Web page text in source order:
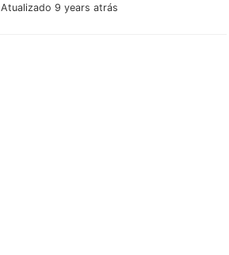
Atualizado 9 years atrás